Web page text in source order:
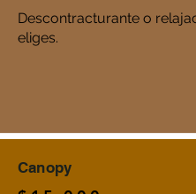
Descontracturante o
eliges.
Canopy